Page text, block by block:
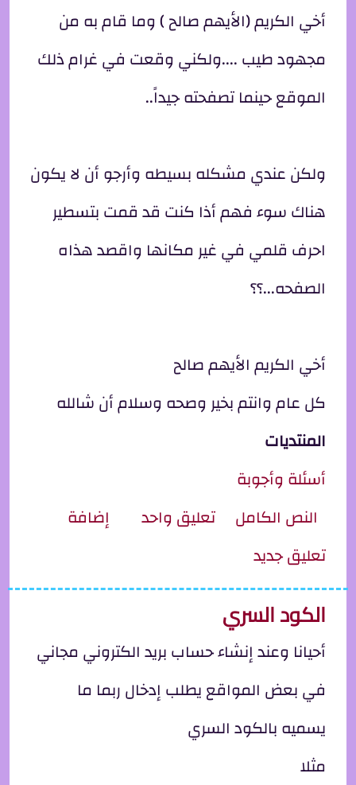
أخي الكريم (الأيهم صالح ) وما قام به من
مجهود طيب ....ولكني وقعت في غرام ذلك
الموقع حينما تصفحته جيداً..
ولكن عندي مشكله بسيطه وأرجو أن لا يكون
هناك سوء فهم أذا كنت قد قمت بتسطير
احرف قلمي في غير مكانها واقصد هذاه
الصفحه...؟؟
أخي الكريم الأيهم صالح
كل عام وانتم بخير وصحه وسلام أن شالله
المنتديات
أسئلة وأجوبة
النص الكامل ِل أخي الكريم ..الأيهم صالح
تعليق واحد
إضافة
تعليق جديد
الكود السري
أحيانا وعند إنشاء حساب بريد الكتروني مجاني
في بعض المواقع يطلب إدخال ربما ما
يسميه بالكود السري
مثلا